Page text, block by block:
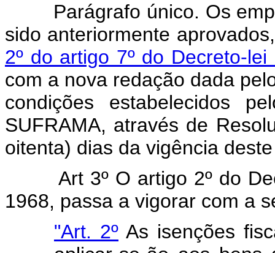
Parágrafo único. Os
sido anteriormente
2º do artigo 7º do Decreto-
com a nova redação dada
condições estabelecidos
SUFRAMA, através de
oitenta) dias da vigência
Art 3º O artigo 2º do
1968, passa a vigorar com a
"Art. 2º As isenções